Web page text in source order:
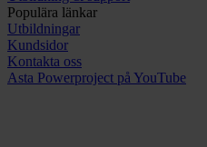
Populära länkar
Utbildningar
Kundsidor
Kontakta oss
Asta Powerproject på YouTube